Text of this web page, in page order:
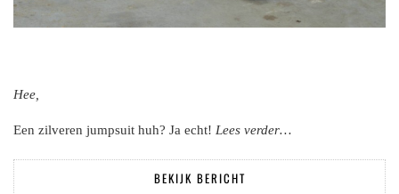
Hee,
Een zilveren jumpsuit huh? Ja echt! Lees verder…
BEKIJK BERICHT